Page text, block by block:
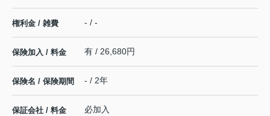
権利金 / 雑費 - / -
保険加入 / 料金 有 / 26,680円
保険名 / 保険期間 - / 2年
保証会社 / 料金
必加入